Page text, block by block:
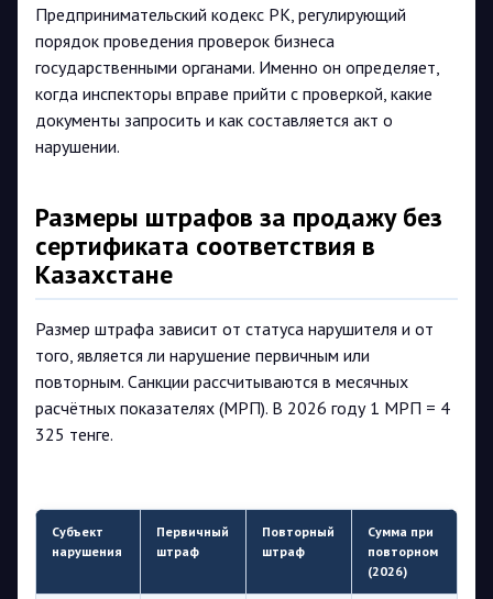
Предпринимательский кодекс РК, регулирующий
порядок проведения проверок бизнеса
государственными органами. Именно он определяет,
когда инспекторы вправе прийти с проверкой, какие
документы запросить и как составляется акт о
нарушении.
Размеры штрафов за продажу без
сертификата соответствия в
Казахстане
Размер штрафа зависит от статуса нарушителя и от
того, является ли нарушение первичным или
повторным. Санкции рассчитываются в месячных
расчётных показателях (МРП). В 2026 году 1 МРП = 4
325 тенге.
Субъект
нарушения
Первичный
штраф
Повторный
штраф
Сумма при
повторном
(2026)